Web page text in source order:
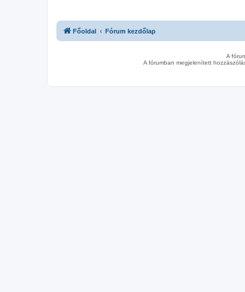
Főoldal Fórum kezdőlap
A
A fórumban megjelenített